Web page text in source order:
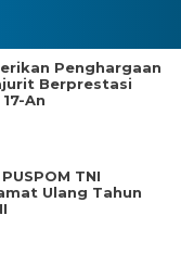
Penghargaan
Berprestasi
An
TNI
Ulang Tahun